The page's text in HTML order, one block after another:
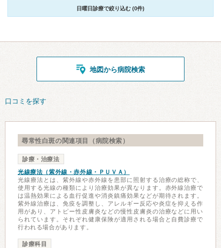
日曜日診療で絞り込む (0件)
地図から病院検索
口コミを探す
尋常性白斑の関連項目（病院検索）
診療・治療法
光線療法（紫外線・赤外線・ＰＵＶＡ）
光線療法とは、紫外線や赤外線を患部に照射する治療の総称で、
使用する光線の種類により治療効果が異なります。赤外線治療で
は温熱効果による血行促進や消炎鎮痛効果などが期待されます。
紫外線治療は、免疫を調整し、アレルギー反応や炎症を抑える作
用があり、アトピー性皮膚炎などの慢性皮膚炎の治療などに用い
られています。それぞれ健康保険が適用される場合と自費診療で
行われる場合があります。
診療科目